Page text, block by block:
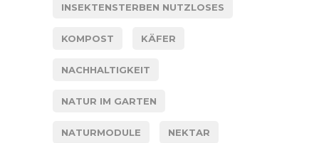
INSEKTENSTERBEN NUTZLOSES
KOMPOST KÄFER
NACHHALTIGKEIT
NATUR IM GARTEN
NATURMODULE NEKTAR